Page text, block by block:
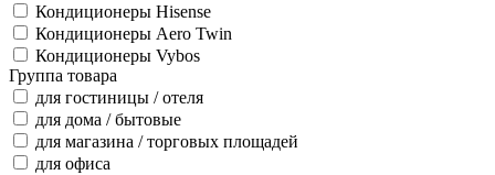
Кондиционеры Hisense
Кондиционеры Aero Twin
Кондиционеры Vybos
Группа товара
для гостиницы / отеля
для дома / бытовые
для магазина / торговых площадей
для офиса